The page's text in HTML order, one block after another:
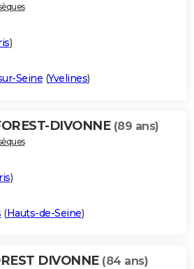
)
Seine (Yvelines)
DIVONNE (89 ans)
)
(Hauts-de-Seine)
DIVONNE (84 ans)